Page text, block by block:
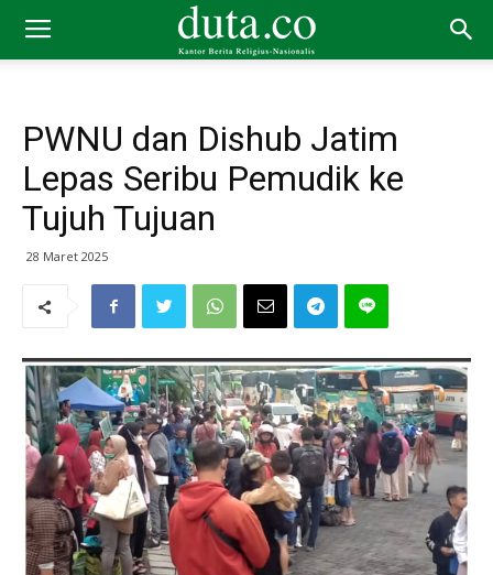
PWNU dan Dishub Jatim
Lepas Seribu Pemudik ke
Tujuh Tujuan
28 Maret 2025